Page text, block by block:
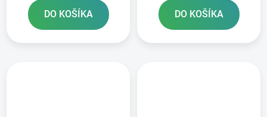
DO KOŠÍKA DO KOŠÍKA